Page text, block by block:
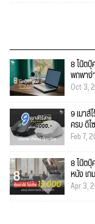
8 โน๊ต
พกพาง่
Oct 3,
9 เมาส์
ครบ ดี
Feb 7,
8 โน๊ต
หนัง เก
Apr 3,